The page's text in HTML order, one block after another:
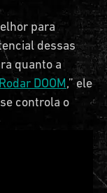
para
dessas
quanto a
Rodar DOOM,” ele
controla o